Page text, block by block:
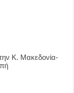
Κ. Μακεδονία-